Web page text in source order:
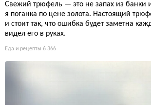
Свежий трюфель — это не запах из банки
я поганка по цене золота. Настоящий
и стоит так, что ошибка будет заметна
видел его в руках.
Еда и рецепты 6 366